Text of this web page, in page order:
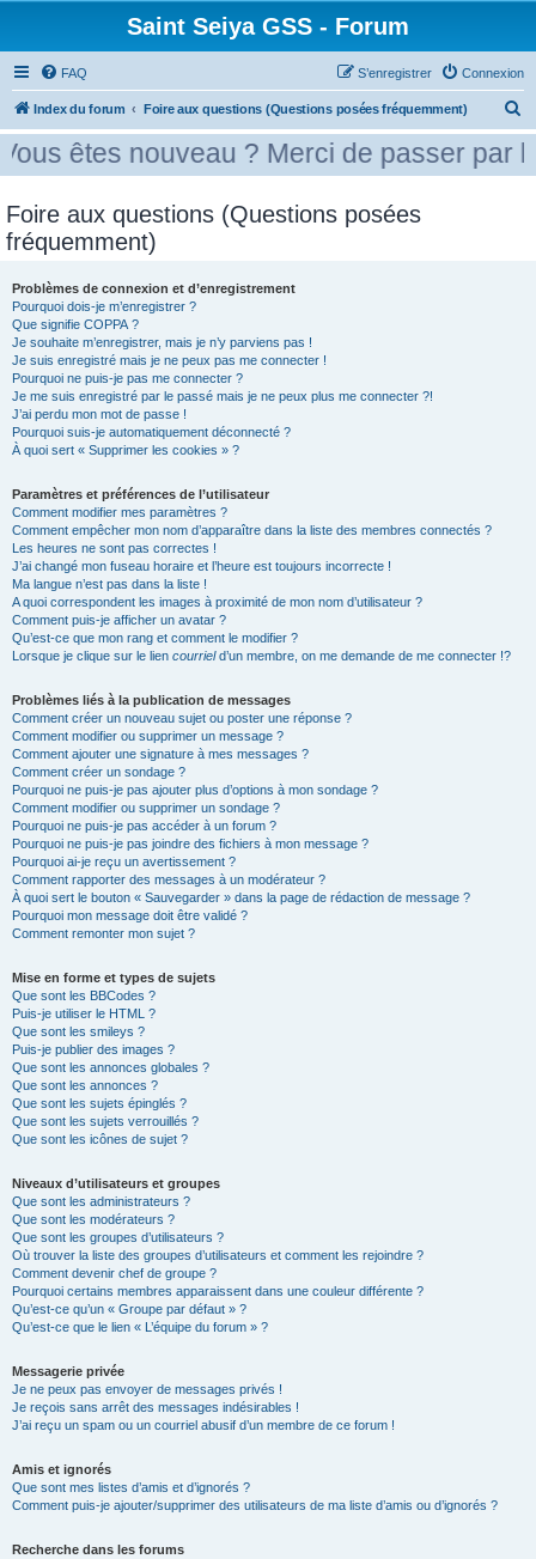
Saint Seiya GSS - Forum
FAQ Connexion
S’enregistrer
Index du forum Foire aux questions (Questions posées fréquemment)
e
c
? Merci de passer par la case
Foire aux questions (Questions posées
fréquemment)
Problèmes de connexion et d’enregistrement
Pourquoi dois-je m’enregistrer ?
Que signifie COPPA ?
Je souhaite m’enregistrer, mais je n’y parviens pas !
Je suis enregistré mais je ne peux pas me connecter !
Pourquoi ne puis-je pas me connecter ?
Je me suis enregistré par le passé mais je ne peux plus me connecter ?!
J’ai perdu mon mot de passe !
Pourquoi suis-je automatiquement déconnecté ?
À quoi sert « Supprimer les cookies » ?
Paramètres et préférences de l’utilisateur
Comment modifier mes paramètres ?
Comment empêcher mon nom d’apparaître dans la liste des membres connectés ?
Les heures ne sont pas correctes !
J’ai changé mon fuseau horaire et l’heure est toujours incorrecte !
Ma langue n’est pas dans la liste !
A quoi correspondent les images à proximité de mon nom d’utilisateur ?
Comment puis-je afficher un avatar ?
Qu’est-ce que mon rang et comment le modifier ?
Lorsque je clique sur le lien courrield’un membre, on me demande de me connecter !?
Problèmes liés à la publication de messages
Comment créer un nouveau sujet ou poster une réponse ?
Comment modifier ou supprimer un message ?
Comment ajouter une signature à mes messages ?
Comment créer un sondage ?
Pourquoi ne puis-je pas ajouter plus d’options à mon sondage ?
Comment modifier ou supprimer un sondage ?
Pourquoi ne puis-je pas accéder à un forum ?
Pourquoi ne puis-je pas joindre des fichiers à mon message ?
Pourquoi ai-je reçu un avertissement ?
Comment rapporter des messages à un modérateur ?
À quoi sert le bouton « Sauvegarder » dans la page de rédaction de message ?
Pourquoi mon message doit être validé ?
Comment remonter mon sujet ?
Mise en forme et types de sujets
Que sont les BBCodes ?
Puis-je utiliser le HTML ?
Que sont les smileys ?
Puis-je publier des images ?
Que sont les annonces globales ?
Que sont les annonces ?
Que sont les sujets épinglés ?
Que sont les sujets verrouillés ?
Que sont les icônes de sujet ?
Niveaux d’utilisateurs et groupes
Que sont les administrateurs ?
Que sont les modérateurs ?
Que sont les groupes d’utilisateurs ?
Où trouver la liste des groupes d’utilisateurs et comment les rejoindre ?
Comment devenir chef de groupe ?
Pourquoi certains membres apparaissent dans une couleur différente ?
Qu’est-ce qu’un « Groupe par défaut » ?
Qu’est-ce que le lien « L’équipe du forum » ?
Messagerie privée
Je ne peux pas envoyer de messages privés !
Je reçois sans arrêt des messages indésirables !
J’ai reçu un spam ou un courriel abusif d’un membre de ce forum !
Amis et ignorés
Que sont mes listes d’amis et d’ignorés ?
Comment puis-je ajouter/supprimer des utilisateurs de ma liste d’amis ou d’ignorés ?
Recherche dans les forums